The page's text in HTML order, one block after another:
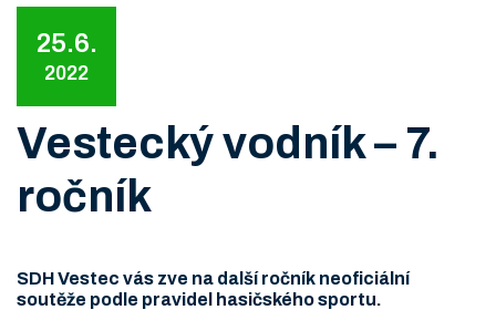
25.6.
2022
Vestecký vodník – 7.
ročník
SDH Vestec vás zve na další ročník neoficiální
soutěže podle pravidel hasičského sportu.